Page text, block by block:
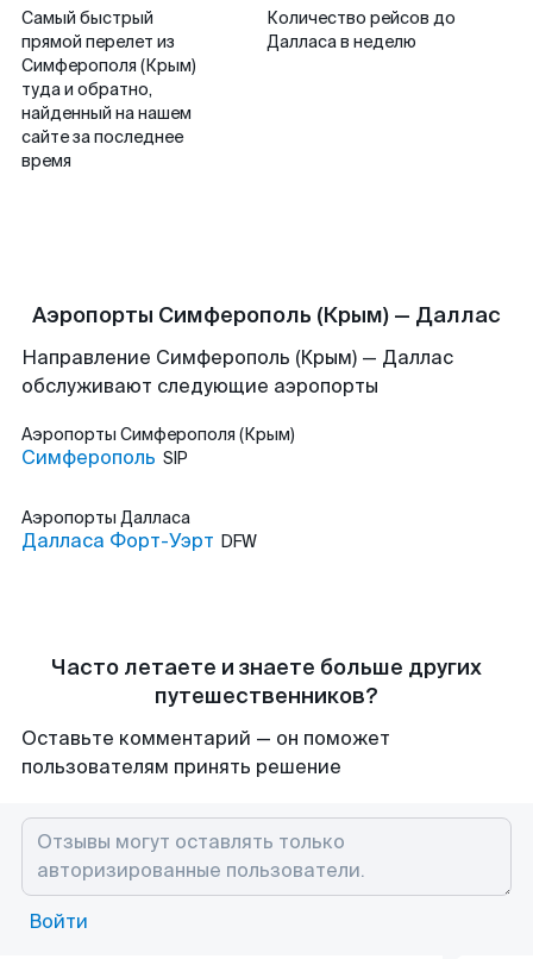
Самый быстрый
прямой перелет из
Симферополя (Крым)
туда и обратно,
найденный на нашем
сайте за последнее
время
Количество рейсов до
Далласа в неделю
Аэропорты Симферополь (Крым) — Даллас
Направление Симферополь (Крым) — Даллас
обслуживают следующие аэропорты
Аэропорты Симферополя (Крым)
Симферополь SIP
Аэропорты Далласа
Далласа Форт-Уэрт DFW
Часто летаете и знаете больше других
путешественников?
Оставьте комментарий — он поможет
пользователям принять решение
Войти